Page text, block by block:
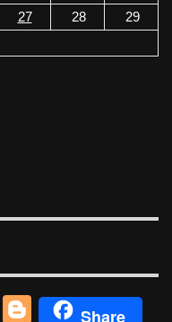
27 28
29
T Bl Share